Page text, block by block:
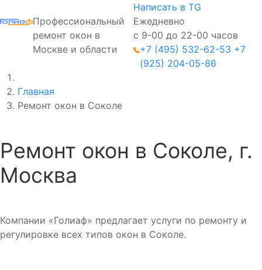
Профессиональный
ремонт окон в
Москве и области
Написать в TG
Ежедневно
с 9-00 до 22-00 часов
+7 (495) 532-62-53 +7
(925) 204-05-86
Главная
Ремонт окон в Соколе
Ремонт окон в Соколе, г.
Москва
Компании «Голиаф» предлагает услуги по ремонту и
регулировке всех типов окон в Соколе.